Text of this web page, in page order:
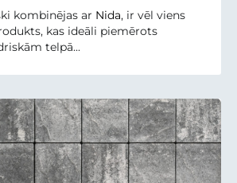
kombinējas ar Nida, ir vēl viens
kas ideāli piemērots
telpā...